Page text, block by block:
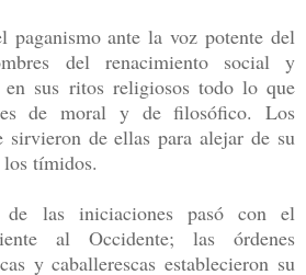
paganismo ante la voz potente del
del renacimiento social y
en sus ritos religiosos todo lo que
de moral y de filosófico. Los
sirvieron de ellas para alejar de su
tímidos.
las iniciaciones pasó con el
al Occidente; las órdenes
y caballerescas establecieron su